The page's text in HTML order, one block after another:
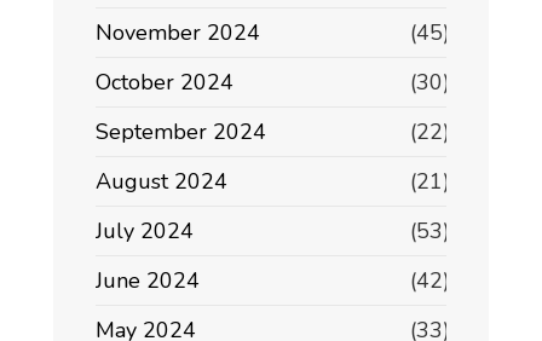
November 2024
(45)
October 2024
(30)
September 2024
(22)
August 2024
(21)
July 2024
(53)
June 2024
(42)
May 2024
(33)